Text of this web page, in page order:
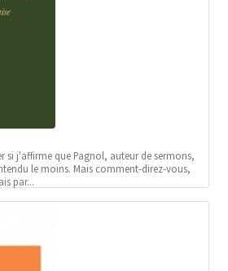
si j'affirme que Pagnol, auteur de sermons,
le moins. Mais comment-direz-vous,
par...